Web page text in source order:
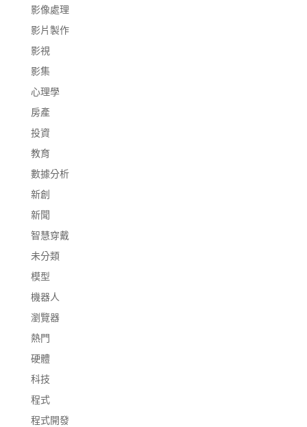
影像處理
影片製作
影視
影集
心理學
房產
投資
教育
數據分析
新創
新聞
智慧穿戴
未分類
模型
機器人
瀏覽器
熱門
硬體
科技
程式
程式開發